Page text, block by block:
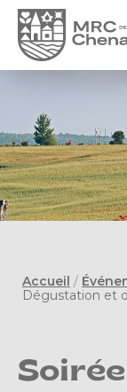
Accueil /
Dégustation et